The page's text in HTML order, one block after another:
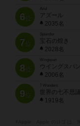
6位
Azul
アズール
2035名
7位
宝石の煌き
2028名
8位
Wingspan
ウイングスパン
2006名
9位
7 Wonders
世界の七不思議
1919名